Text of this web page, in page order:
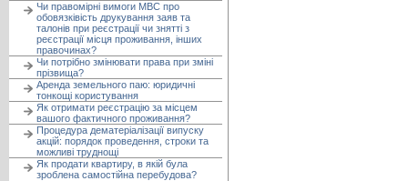
Чи правомірні вимоги МВС про
обовязківість друкування заяв та
талонів при реєстрації чи знятті з
реєстрації місця проживання, інших
правочинах?
Чи потрібно змінювати права при зміні
прізвища?
Аренда земельного паю: юридичні
тонкощі користування
Як отримати реєстрацію за місцем
вашого фактичного проживання?
Процедура дематеріалізації випуску
акцій: порядок проведення, строки та
можливі труднощі
Як продати квартиру, в якій була
зроблена самостійна перебудова?